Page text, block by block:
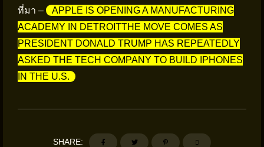
ที่มา –
APPLE IS OPENING A MANUFACTURING
ACADEMY IN DETROITTHE MOVE COMES AS
PRESIDENT DONALD TRUMP HAS REPEATEDLY
ASKED THE TECH COMPANY TO BUILD IPHONES
IN THE U.S.
SHARE: